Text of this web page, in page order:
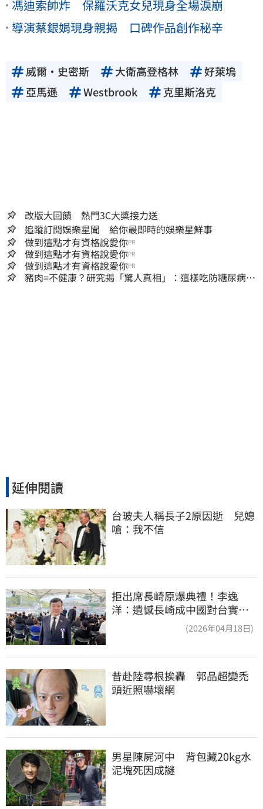
馮迪索帥炸 保羅沃克女兒現身全場淚崩
導演蔡銀娟現身親揭 口碑作品創作秘辛
威爾·史密斯 大衛高登格林
好萊塢
亞馬遜
Westbrook 克里斯洛克
改版大回饋 熱門3C大獎接力送
追蹤訂閱娛樂星聞 給你最即時的娛樂星鮮事
做到這點才有資格說愛你PR
做到這點才有資格說愛你PR
做到這點才有資格說愛你PR
豬肉=不健康？研究揭「驚人真相」：這樣吃防糖尿病、
延伸閱讀
台玻夫人稱長子2原因逝　兒媳
嗆：我不信
拒出席長崎原爆典禮！李逸
洋：遺憾長崎成中國對台實施
法律戰的執行工具(2026年04月18日)
昔赴陸尋根挨轟　郭品超變禿
頭近照嚇壞網
男星陳屍河中　背包藏20kg水
泥塊死因成謎